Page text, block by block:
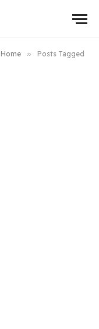
Home » Posts Tagged "الحكومة المغربية"